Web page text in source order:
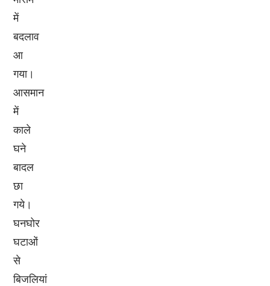
में
बदलाव
आ
गया।
आसमान
में
काले
घने
बादल
छा
गये।
घनघोर
घटाओं
से
बिजलियां